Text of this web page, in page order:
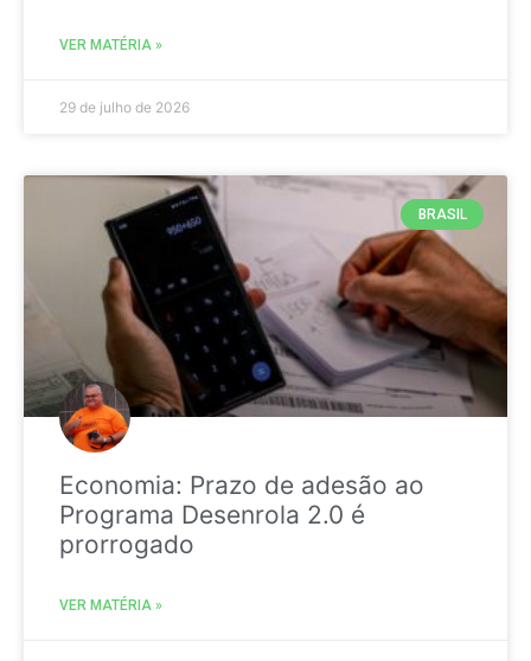
VER MATÉRIA »
29 de julho de 2026
BRASIL
Economia: Prazo de adesão ao
Programa Desenrola 2.0 é
prorrogado
VER MATÉRIA »